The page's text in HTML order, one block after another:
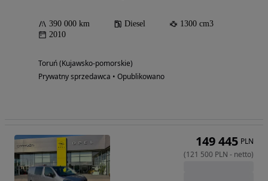
390 000 km Diesel
1300 cm3
2010
Toruń (Kujawsko-pomorskie)
Prywatny sprzedawca • Opublikowano
149 445 PLN
(121 500 PLN - netto)